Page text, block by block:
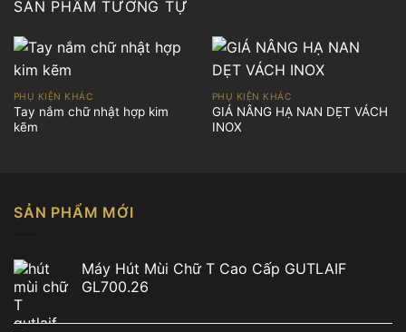
SẢN PHẨM TƯƠNG TỰ
PHỤ KIỆN KHÁC
Tay nắm chữ nhật hợp kim
kẽm
PHỤ KIỆN KHÁC
GIÁ NÂNG HẠ NAN DẸT VÁCH
INOX
SẢN PHẨM MỚI
Máy Hút Mùi Chữ T Cao Cấp GUTLAIF
GL700.26